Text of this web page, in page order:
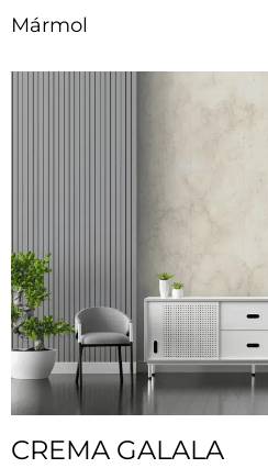
Mármol
CREMA GALALA